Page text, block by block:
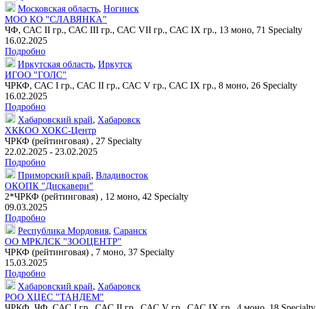
Московская область, Ногинск
МОО КО "СЛАВЯНКА"
ЧФ, САС II гр., САС III гр., САС VII гр., САС IX гр., 13 моно, 71 Specialty
16.02.2025
Подробно
Иркутская область, Иркутск
ИГОО "ГОЛС"
ЧРКФ, САС I гр., САС II гр., САС V гр., САС IX гр., 8 моно, 26 Specialty
16.02.2025
Подробно
Хабаровский край, Хабаровск
ХККОО ХОКС-Центр
ЧРКФ (рейтинговая) , 27 Specialty
22.02.2025 - 23.02.2025
Подробно
Приморский край, Владивосток
ОКОПК "Дискавери"
2*ЧРКФ (рейтинговая) , 12 моно, 42 Specialty
09.03.2025
Подробно
Республика Мордовия, Саранск
ОО МРКЛСК "ЗООЦЕНТР"
ЧРКФ (рейтинговая) , 7 моно, 37 Specialty
15.03.2025
Подробно
Хабаровский край, Хабаровск
РОО ХЦЕС "ТАНДЕМ"